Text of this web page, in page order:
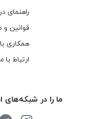
راهنمای
قوانین و
همکاری
ارتباط با
ما را در شبکه‌های